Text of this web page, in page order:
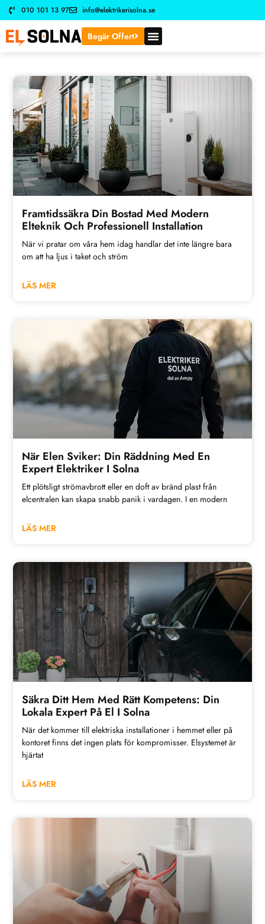
010 101 13 97 info@elektrikerisolna.se
Begär Offert
Framtidssäkra Din Bostad Med Modern
Elteknik Och Professionell Installation
När vi pratar om våra hem idag handlar det inte längre bara
om att ha ljus i taket och ström
LÄS MER
När Elen Sviker: Din Räddning Med En
Expert Elektriker I Solna
Ett plötsligt strömavbrott eller en doft av bränd plast från
elcentralen kan skapa snabb panik i vardagen. I en modern
LÄS MER
Säkra Ditt Hem Med Rätt Kompetens: Din
Lokala Expert På El I Solna
När det kommer till elektriska installationer i hemmet eller på
kontoret finns det ingen plats för kompromisser. Elsystemet är
hjärtat
LÄS MER